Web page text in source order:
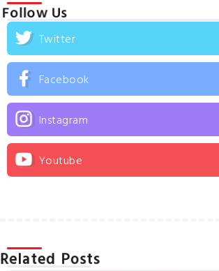
Follow Us
Twitter
Facebook
Instagram
Youtube
Posts